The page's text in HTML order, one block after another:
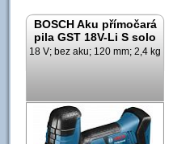
BOSCH Aku přímočará
pila GST 18V-Li S solo
18 V; bez aku; 120 mm; 2,4 kg